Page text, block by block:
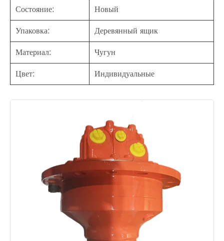
Состояние:
Новый
Упаковка:
Деревянный ящик
Материал:
Чугун
Цвет:
Индивидуальные